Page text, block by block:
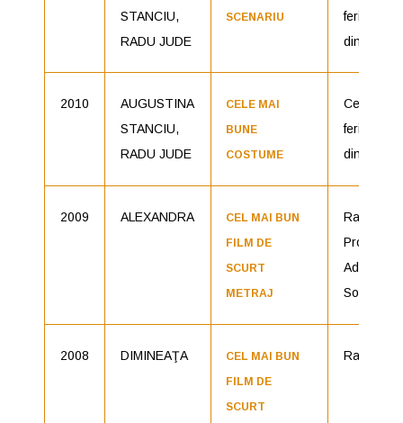
STANCIU,
RADU JUDE
SCENARIU
fericită
din lume
2010
AUGUSTINA
STANCIU,
RADU JUDE
CELE MAI
BUNE
COSTUME
Cea mai
fericită
din lume
2009 ALEXANDRA
CEL MAI BUN
FILM DE
SCURT
METRAJ
Radu
Ada
Solomon
2008 DIMINEAŢA
CEL MAI BUN
FILM DE
SCURT
Radu